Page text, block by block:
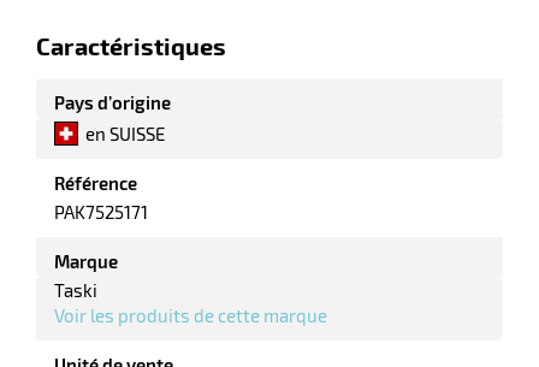
Caractéristiques
Pays d’origine
en SUISSE
Référence
PAK7525171
Marque
Taski
Voir les produits de cette marque